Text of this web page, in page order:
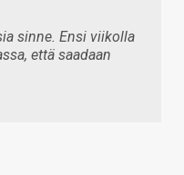
sinne. Ensi viikolla
että saadaan